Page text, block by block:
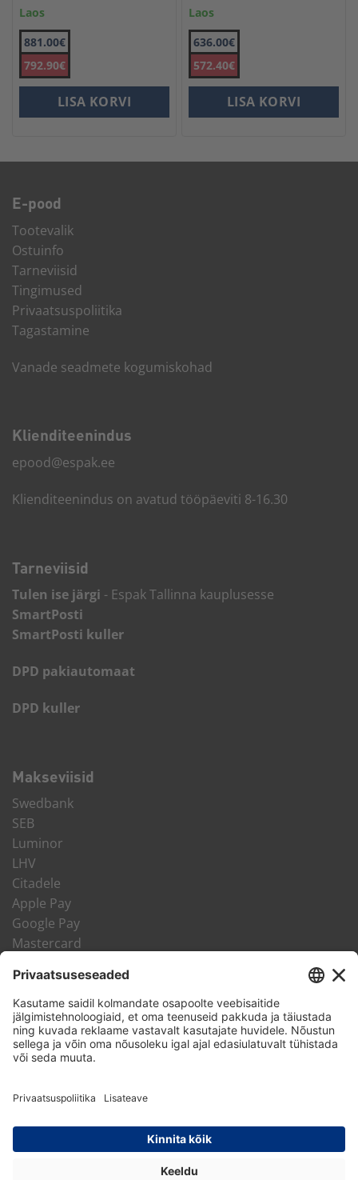
Laos
881.00€
792.90€
LISA KORVI
Laos
636.00€
572.40€
LISA KORVI
E-pood
Tootevalik
Ostuinfo
Tarneviisid
Tingimused
Privaatsuspoliitika
Tagastamine
Vanade seadmete kogumiskohad
Kliendi­teenindus
epood@espak.ee
Klienditeenindus on avatud tööpäeviti 8-16.30
Tarneviisid
Tulen ise järgi - Espak Tallinna kauplusesse
SmartPosti
SmartPosti kuller
DPD pakiautomaat
DPD kuller
Makseviisid
Swedbank
SEB
Luminor
LHV
Citadele
Apple Pay
Google Pay
Mastercard
LHV Järelmaks